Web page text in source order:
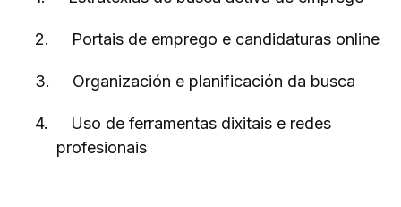
2. Portais de emprego e candidaturas online
3. Organización e planificación da busca
4.
Uso de ferramentas dixitais e redes
profesionais